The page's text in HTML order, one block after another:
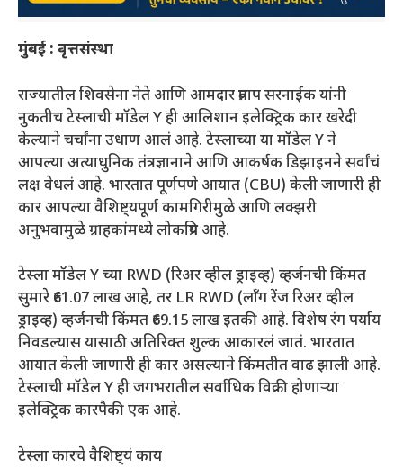
मुंबई : वृत्तसंस्था
राज्यातील शिवसेना नेते आणि आमदार प्रताप सरनाईक यांनी
नुकतीच टेस्लाची मॉडेल Y ही आलिशान इलेक्ट्रिक कार खरेदी
केल्याने चर्चांना उधाण आलं आहे. टेस्लाच्या या मॉडेल Y ने
आपल्या अत्याधुनिक तंत्रज्ञानाने आणि आकर्षक डिझाइनने सर्वांचं
लक्ष वेधलं आहे. भारतात पूर्णपणे आयात (CBU) केली जाणारी ही
कार आपल्या वैशिष्ट्यपूर्ण कामगिरीमुळे आणि लक्झरी
अनुभवामुळे ग्राहकांमध्ये लोकप्रिय आहे.
टेस्ला मॉडेल Y च्या RWD (रिअर व्हील ड्राइव्ह) व्हर्जनची किंमत
सुमारे ₹61.07 लाख आहे, तर LR RWD (लाँग रेंज रिअर व्हील
ड्राइव्ह) व्हर्जनची किंमत ₹69.15 लाख इतकी आहे. विशेष रंग पर्याय
निवडल्यास यासाठी अतिरिक्त शुल्क आकारलं जातं. भारतात
आयात केली जाणारी ही कार असल्याने किंमतीत वाढ झाली आहे.
टेस्लाची मॉडेल Y ही जगभरातील सर्वाधिक विक्री होणाऱ्या
इलेक्ट्रिक कारपैकी एक आहे.
टेस्ला कारचे वैशिष्ट्यं काय